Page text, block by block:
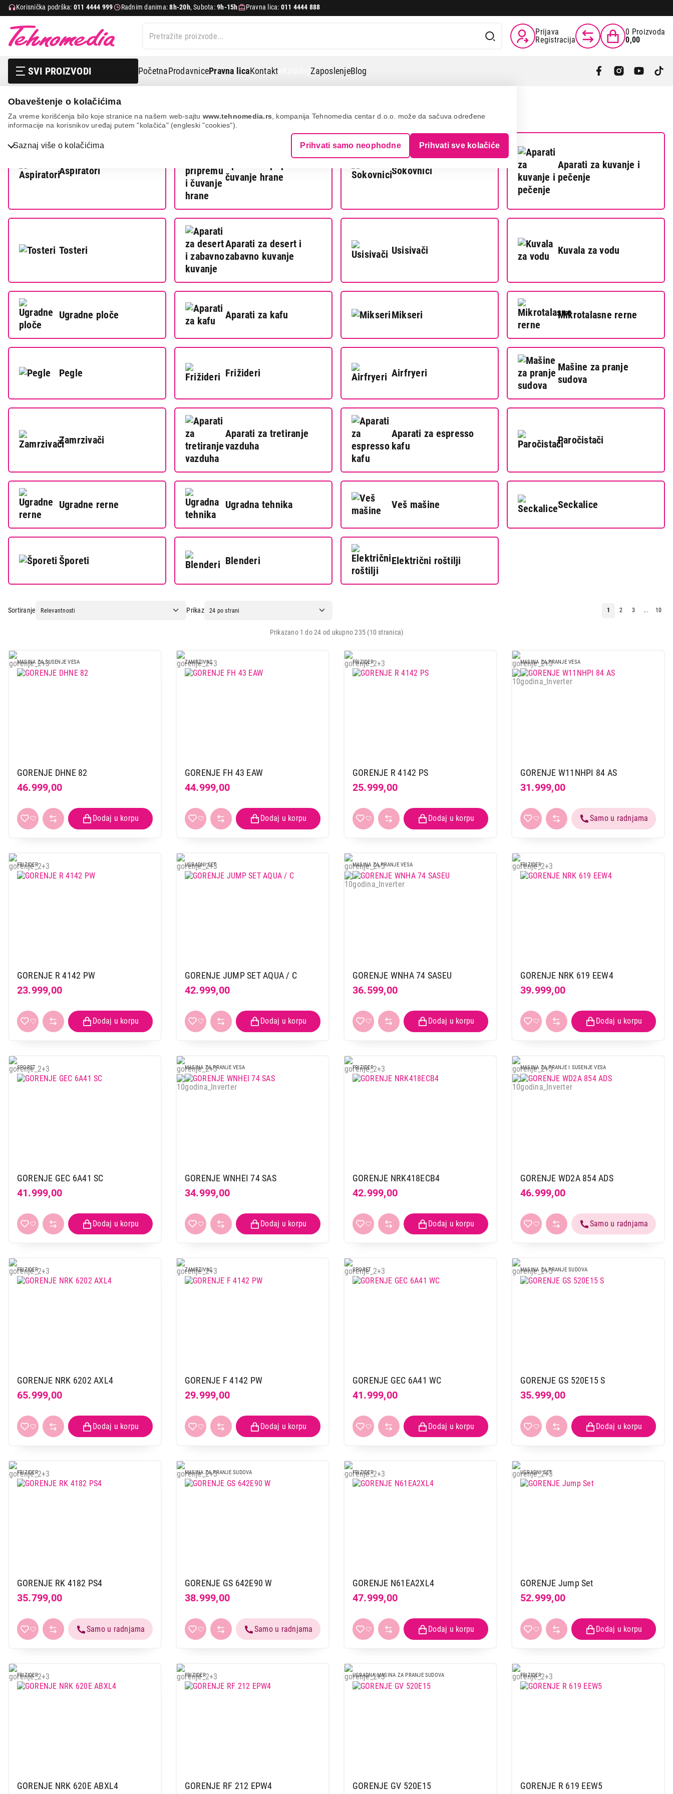
Obaveštenje o kolačićima
Za vreme korišćenja bilo koje stranice na našem web-sajtu www.tehnomedia.rs , kompanija Tehnomedia centar d.o.o. može da sačuva određene
informacije na korisnikov uređaj putem "kolačića" (engleski "cookies").
Saznaj više o kolačićima Prihvati samo neophodne Prihvati sve kolačiće
Korisnička podrška: 011 4444 999 Radnim danima:8h-20h, Subota:9h-15h Pravna lica: 011 4444 888
Prijava
Registracija
0 Proizvoda
0,00
SVI PROIZVODI PočetnaProdavnicePravna licaKontakt eKatalogZaposlenjeBlog
TV, audio, video i foto
Mobilni telefoni i tableti
Mali kuhinjski aparati
Nega tela, lepota i zdravlje
Sport i putovanje
Gorenje
Aspiratori
čuvanje hrane
Sokovnici
Aparati za kuvanje i
pečenje
Tosteri
Aparati za desert i
zabavno kuvanje
Usisivači Kuvala za vodu
Ugradne ploče Aparati za kafu Mikseri Mikrotalasne rerne
Pegle Frižideri Airfryeri
Mašine za pranje
sudova
Zamrzivači
Aparati za tretiranje
vazduha
Aparati za espresso
kafu
Paročistači
Ugradne rerne Ugradna tehnika Veš mašine Seckalice
Šporeti Blenderi Električni roštilji
Sortiranje Prikaz
Prikazano 1 do 24 od ukupno 235 (10 stranica)
1 2 3 ... 10
MASINA ZA SUSENJE VESA
GORENJE DHNE 82
46.999,00
ZAMRZIVAC
GORENJE FH 43 EAW
44.999,00
FRIZIDER
GORENJE R 4142 PS
25.999,00
MASINA ZA PRANJE VESA
GORENJE W11NHPI 84 AS
31.999,00
FRIZIDER
GORENJE R 4142 PW
23.999,00
UGRADNI SET
GORENJE JUMP SET AQUA / C
42.999,00
MASINA ZA PRANJE VESA
GORENJE WNHA 74 SASEU
36.599,00
FRIZIDER
GORENJE NRK 619 EEW4
39.999,00
SPORET
GORENJE GEC 6A41 SC
41.999,00
MASINA ZA PRANJE VESA
GORENJE WNHEI 74 SAS
34.999,00
FRIZIDER
GORENJE NRK418ECB4
42.999,00
MASINA ZA PRANJE I SUSENJE VESA
GORENJE WD2A 854 ADS
46.999,00
FRIZIDER
GORENJE NRK 6202 AXL4
65.999,00
ZAMRZIVAC
GORENJE F 4142 PW
29.999,00
SPORET
GORENJE GEC 6A41 WC
41.999,00
MASINA ZA PRANJE SUDOVA
GORENJE GS 520E15 S
35.999,00
FRIZIDER
GORENJE RK 4182 PS4
35.799,00
MASINA ZA PRANJE SUDOVA
GORENJE GS 642E90 W
38.999,00
FRIZIDER
GORENJE N61EA2XL4
47.999,00
UGRADNI SET
GORENJE Jump Set
52.999,00
FRIZIDER
GORENJE NRK 620E ABXL4
FRIZIDER
GORENJE RF 212 EPW4
UGRADNA MASINA ZA PRANJE SUDOVA
GORENJE GV 520E15
FRIZIDER
GORENJE R 619 EEW5
Ukupno u korpi:
Nastavi kupovinu Završi kupovinu